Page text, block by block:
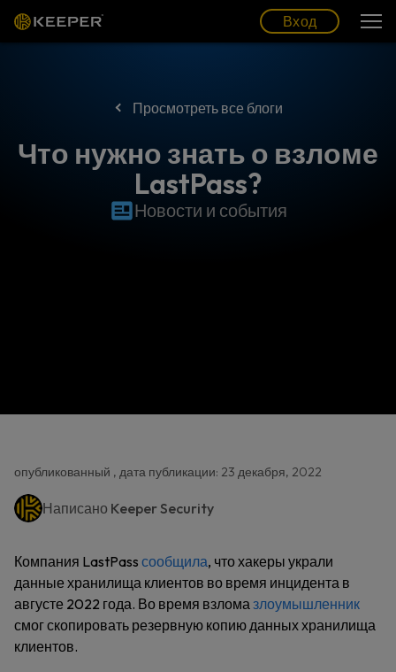
Вход
Просмотреть все блоги
Что нужно знать о взломе
LastPass?
Новости и события
опубликованный , дата публикации: 23 декабря, 2022
Написано Keeper Security
Компания LastPass сообщила, что хакеры украли
данные хранилища клиентов во время инцидента в
августе 2022 года. Во время взломазлоумышленник
смог скопировать резервную копию данных хранилища
клиентов.